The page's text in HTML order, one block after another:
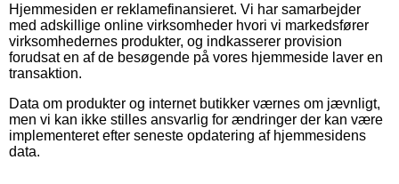
Hjemmesiden er reklamefinansieret. Vi har samarbejder
med adskillige online virksomheder hvori vi markedsfører
virksomhedernes produkter, og indkasserer provision
forudsat en af de besøgende på vores hjemmeside laver en
transaktion.
Data om produkter og internet butikker værnes om jævnligt,
men vi kan ikke stilles ansvarlig for ændringer der kan være
implementeret efter seneste opdatering af hjemmesidens
data.